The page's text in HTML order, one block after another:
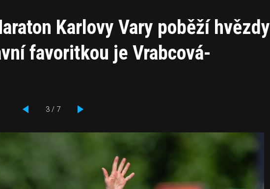
Karlovy Vary poběží hvězdy
favoritkou je Vrabcová-
3 / 7